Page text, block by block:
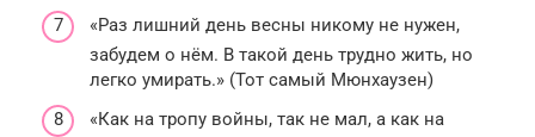
«Раз лишний день весны никому не нужен,
забудем о нём. В такой день трудно жить, но
легко умирать.» (Тот самый Мюнхаузен)
«Как на тропу войны, так не мал, а как на